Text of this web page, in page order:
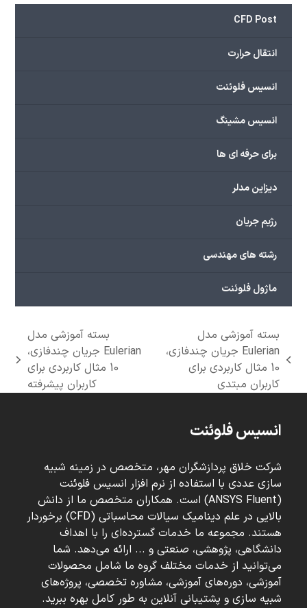
CFD Post
انتقال حرارت
انسیس فلوئنت
انسیس مشینگ
برای حرفه ای ها
دیزاین مدلر
رژیم جریان
رشته های مهندسی
ماژول فلوئنت
previous
post:
بسته آموزشی مدل
Eulerian جریان چندفازی،
10 مثال کاربردی برای
کاربران مبتدی
بسته آموزشی مدل
Eulerian جریان چندفازی،
10 مثال کاربردی برای
کاربران پیشرفته
انسیس فلوئنت
شرکت خلاق پردازشگران مهر، متخصص در زمینه شبیه
سازی عددی با استفاده از نرم افزار انسیس فلوئنت
(ANSYS Fluent) است. همکاران متخصص ما از دانش
بالایی در علم دینامیک سیالات محاسباتی (CFD) برخوردار
هستند. مجموعه ما خدمات گسترده‌ای را با اهداف
دانشگاهی، پژوهشی، صنعتی و ... ارائه می‌دهد. شما
می‌توانید از خدمات مختلف گروه ما شامل محصولات
آموزشی، دوره‌های آموزشی، مشاوره تخصصی، پروژه‌های
شبیه سازی و پشتیبانی آنلاین به طور کامل بهره ببرید.